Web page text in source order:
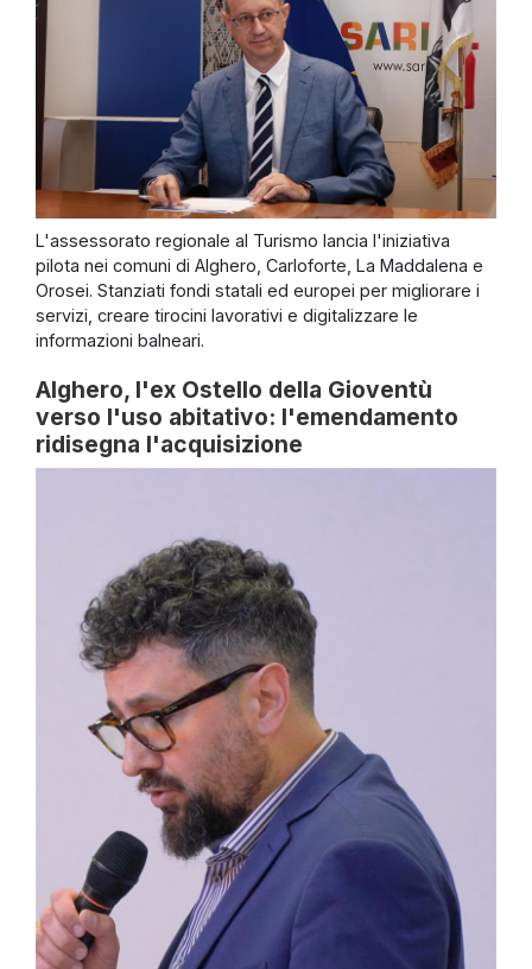
L'assessorato regionale al Turismo lancia l'iniziativa
pilota nei comuni di Alghero, Carloforte, La Maddalena e
Orosei. Stanziati fondi statali ed europei per migliorare i
servizi, creare tirocini lavorativi e digitalizzare le
informazioni balneari.
Alghero, l'ex Ostello della Gioventù
verso l'uso abitativo: l'emendamento
ridisegna l'acquisizione